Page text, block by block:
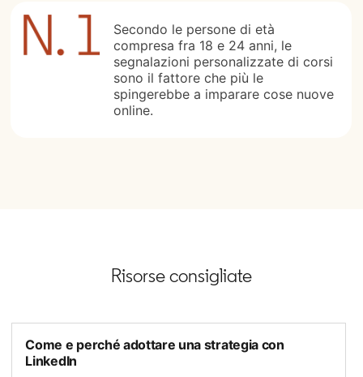
Secondo le persone di età
compresa fra 18 e 24 anni, le
segnalazioni personalizzate di corsi
sono il fattore che più le
spingerebbe a imparare cose nuove
online.
Risorse consigliate
Come e perché adottare una strategia con
LinkedIn